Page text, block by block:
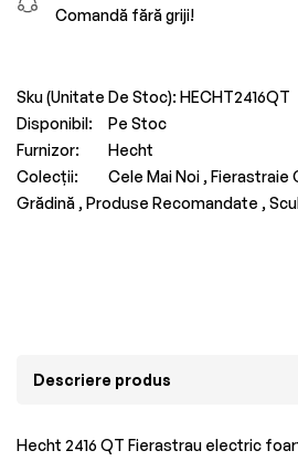
Comandă fără griji!
Sku (Unitate De Stoc): HECHT2416QT
Disponibil:
Pe Stoc
Furnizor:
Hecht
Colecții:
Cele Mai Noi , Fierastraie
Grădină , Produse Recomandate ,
Descriere produs
Hecht 2416 QT Fierastrau electric